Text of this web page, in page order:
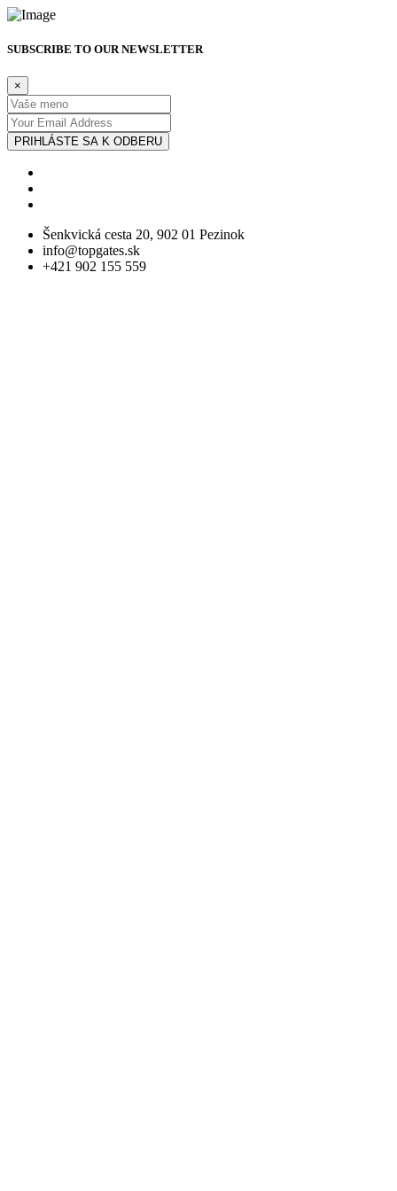
SUBSCRIBE TO OUR NEWSLETTER
×
PRIHLÁSTE SA K ODBERU
Šenkvická cesta 20, 902 01 Pezinok
info@topgates.sk
+421 902 155 559